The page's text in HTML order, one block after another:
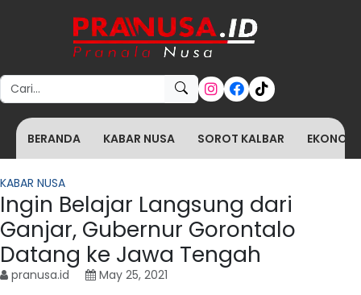
Search for:
BERANDA KABAR NUSA SOROT KALBAR
KABAR NUSA
Ingin Belajar Langsung dari
Ganjar, Gubernur Gorontalo
Datang ke Jawa Tengah
pranusa.id May 25, 2021